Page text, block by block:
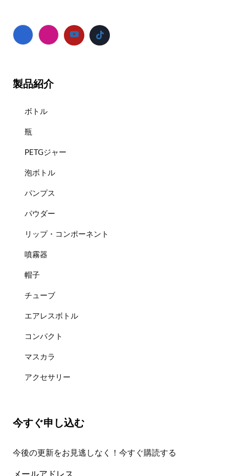
製品紹介
ボトル
瓶
PETGジャー
泡ボトル
パンプス
パウダー
リップ・コンポーネント
噴霧器
帽子
チューブ
エアレスボトル
コンパクト
マスカラ
アクセサリー
今すぐ申し込む
今後の更新をお見逃しなく！今すぐ購読する
メールアドレス